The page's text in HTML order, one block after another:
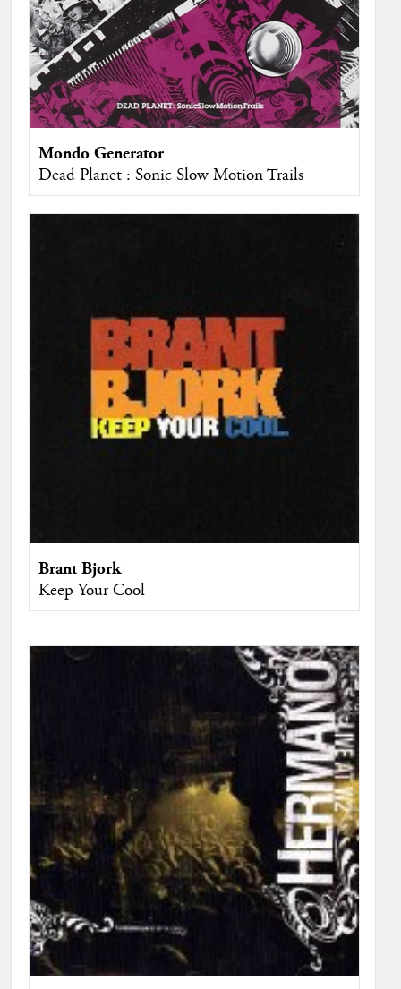
Mondo Generator
Dead Planet : Sonic Slow Motion Trails
Brant Bjork
Keep Your Cool